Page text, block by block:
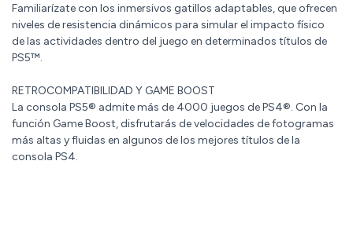
Familiarízate con los inmersivos gatillos adaptables, que ofrecen
niveles de resistencia dinámicos para simular el impacto físico
de las actividades dentro del juego en determinados títulos de
PS5™.
RETROCOMPATIBILIDAD Y GAME BOOST
La consola PS5® admite más de 4000 juegos de PS4®. Con la
función Game Boost, disfrutarás de velocidades de fotogramas
más altas y fluidas en algunos de los mejores títulos de la
consola PS4.